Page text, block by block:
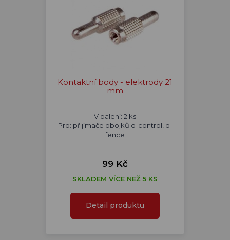
Kontaktní body - elektrody 21
mm
V balení: 2 ks
Pro: přijímače obojků d-control, d-
fence
99 Kč
SKLADEM VÍCE NEŽ 5 KS
Detail produktu